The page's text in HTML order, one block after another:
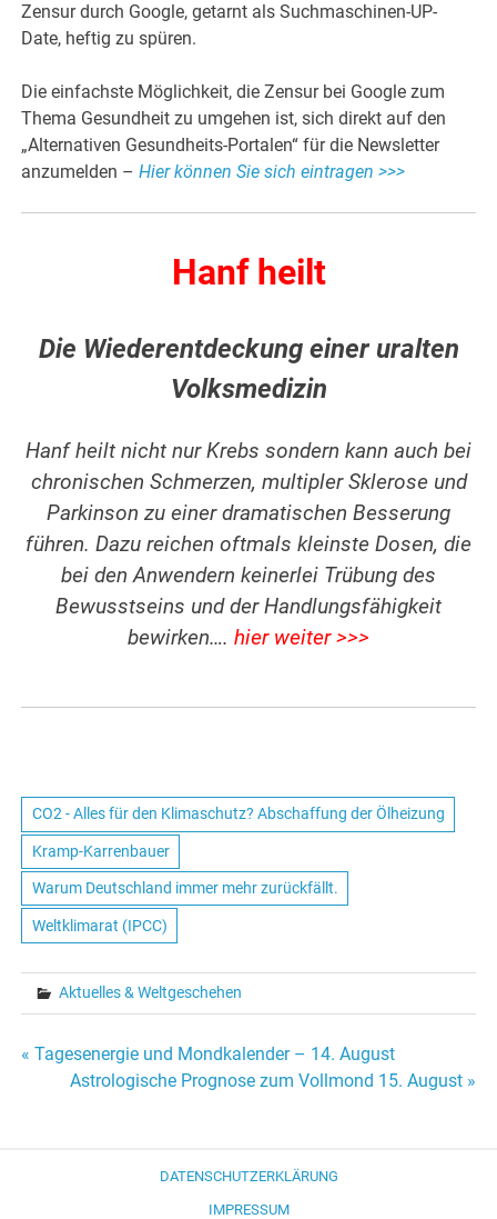
Zensur durch Google, getarnt als Suchmaschinen-UP-
Date, heftig zu spüren.
Die einfachste Möglichkeit, die Zensur bei Google zum
Thema Gesundheit zu umgehen ist, sich direkt auf den
„Alternativen Gesundheits-Portalen“ für die Newsletter
anzumelden –Hier können Sie sich eintragen >>>
Hanf heilt
Die Wiederentdeckung einer uralten
Volksmedizin
Hanf heilt nicht nur Krebs sondern kann auch bei
chronischen Schmerzen, multipler Sklerose und
Parkinson zu einer dramatischen Besserung
führen. Dazu reichen oftmals kleinste Dosen, die
bei den Anwendern keinerlei Trübung des
Bewusstseins und der Handlungsfähigkeit
bewirken…. hier weiter >>>
CO2 - Alles für den Klimaschutz? Abschaffung der Ölheizung
Kramp-Karrenbauer
Warum Deutschland immer mehr zurückfällt.
Weltklimarat (IPCC)
Aktuelles & Weltgeschehen
Beitrags-
« Tagesenergie und Mondkalender – 14. August
Astrologische Prognose zum Vollmond 15. August »
DATENSCHUTZERKLÄRUNG
IMPRESSUM